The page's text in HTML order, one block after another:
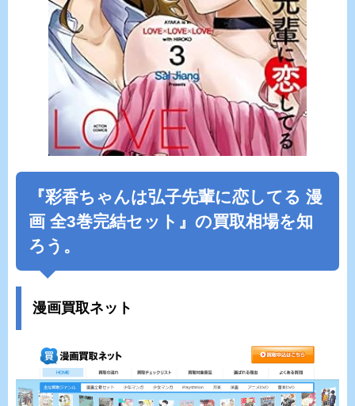
『彩香ちゃんは弘子先輩に恋してる 漫
画 全3巻完結セット』の買取相場を知
ろう。
漫画買取ネット